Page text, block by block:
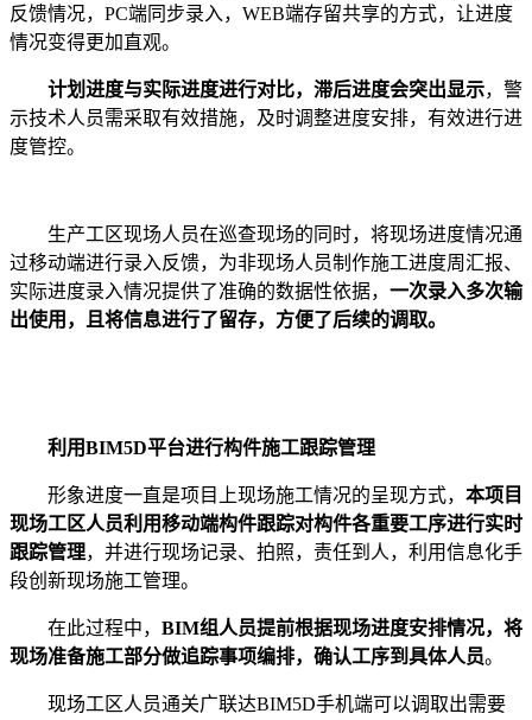
反馈情况，PC端同步录入，WEB端存留共享的方式，让进度
情况变得更加直观。
计划进度与实际进度进行对比，滞后进度会突出显示，警
示技术人员需采取有效措施，及时调整进度安排，有效进行进
度管控。
生产工区现场人员在巡查现场的同时，将现场进度情况通
过移动端进行录入反馈，为非现场人员制作施工进度周汇报、
实际进度录入情况提供了准确的数据性依据， 一次录入多次输
出使用，且将信息进行了留存，方便了后续的调取。
利用BIM5D平台进行构件施工跟踪管理
形象进度一直是项目上现场施工情况的呈现方式， 本项目
现场工区人员利用移动端构件跟踪对构件各重要工序进行实时
跟踪管理，并进行现场记录、拍照，责任到人，利用信息化手
段创新现场施工管理。
在此过程中， BIM组人员提前根据现场进度安排情况，将
现场准备施工部分做追踪事项编排，确认工序到具体人员。
现场工区人员通关广联达BIM5D手机端可以调取出需要